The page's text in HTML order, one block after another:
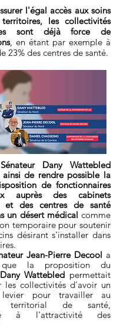
l'égal accès aux soins
les collectivités
sont déjà force de
, en étant par exemple à
23% des centres de santé.
Dany Wattebled
de rendre possible la
de fonctionnaires
auprès des cabinets
et des centres de santé
un désert médical comme
temporaire pour soutenir
désirant s'installer dans
Jean-Pierre Decool a
que la proposition du
Wattebled permettait
les collectivités d'avoir un
levier pour travailler au
territorial de santé,
à l'attractivité des